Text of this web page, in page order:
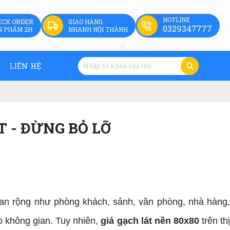
ORDER
PHẨM 2H
GIAO HÀNG
NHANH NỘI THÀNH
HOTLINE
0329347777
LIÊN HỆ
- ĐỪNG BỎ LỠ
như phòng khách, sảnh, văn phòng, nhà hàng,
không gian. Tuy nhiên,giá gạch lát nền 80x80trên thị